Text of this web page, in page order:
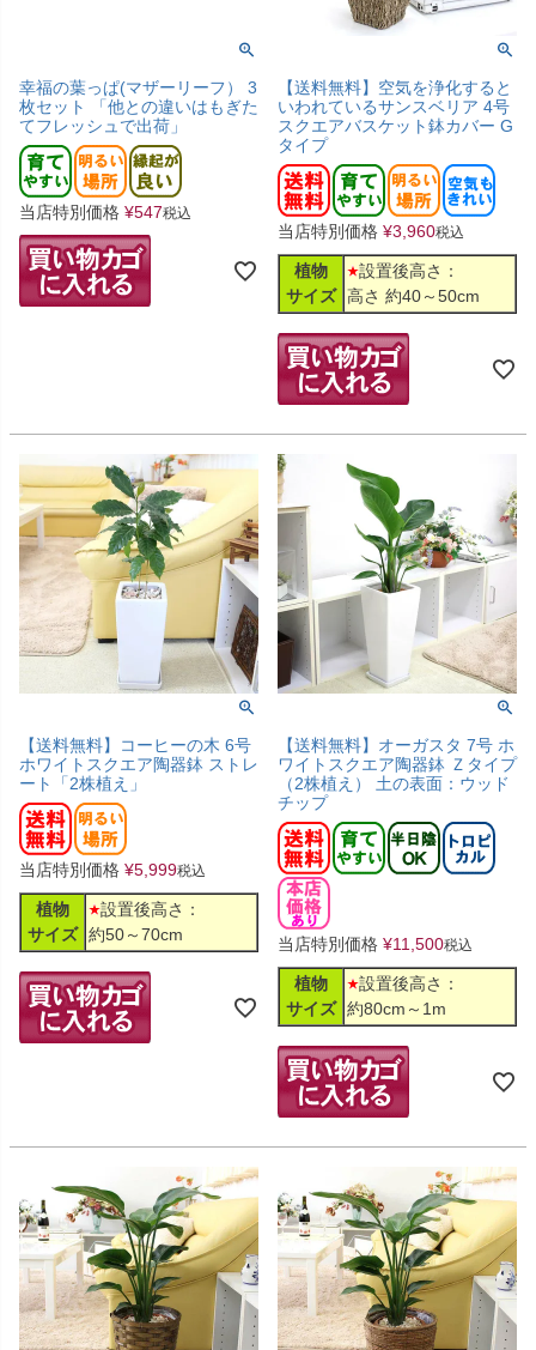
幸福の葉っぱ(マザーリーフ） 3
枚セット 「他との違いはもぎた
てフレッシュで出荷」
当店特別価格 ¥547税込
【送料無料】空気を浄化すると
いわれているサンスベリア 4号
スクエアバスケット鉢カバー G
タイプ
当店特別価格 ¥3,960税込
植物
サイズ
設置後高さ：
高さ 約40～50cm
【送料無料】コーヒーの木 6号
ホワイトスクエア陶器鉢 ストレ
ート「2株植え」
当店特別価格 ¥5,999税込
植物
サイズ
設置後高さ：
約50～70cm
【送料無料】オーガスタ 7号 ホ
ワイトスクエア陶器鉢 Ｚタイプ
（2株植え） 土の表面：ウッド
チップ
当店特別価格 ¥11,500税込
植物
サイズ
設置後高さ：
約80cm～1m